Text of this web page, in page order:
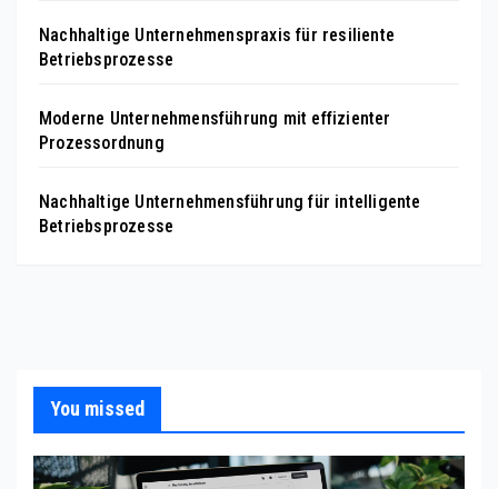
Nachhaltige Unternehmenspraxis für resiliente
Betriebsprozesse
Moderne Unternehmensführung mit effizienter
Prozessordnung
Nachhaltige Unternehmensführung für intelligente
Betriebsprozesse
You missed